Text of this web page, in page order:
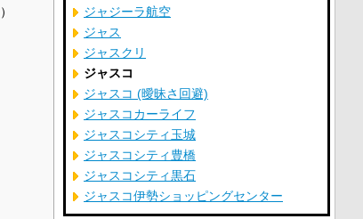
）
ジャジーラ航空
ジャス
ジャスクリ
ジャスコ
ジャスコ (曖昧さ回避)
ジャスコカーライフ
ジャスコシティ玉城
ジャスコシティ豊橋
ジャスコシティ黒石
ジャスコ伊勢ショッピングセンター